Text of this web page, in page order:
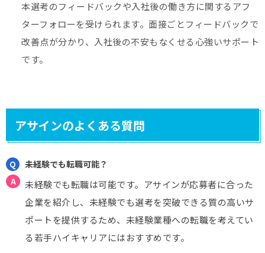
本選考のフィードバックや入社後の働き方に関するアフ
ターフォローを受けられます。面接ごとフィードバックで
改善点が分かり、入社後の不安もなくせる心強いサポート
です。
アサインのよくある質問
未経験でも転職可能？
未経験でも転職は可能です。アサインが応募者に合った
企業を紹介し、未経験でも選考を突破できる質の高いサ
ポートを提供するため、未経験業種への転職を考えてい
る若手ハイキャリアにはおすすめです。